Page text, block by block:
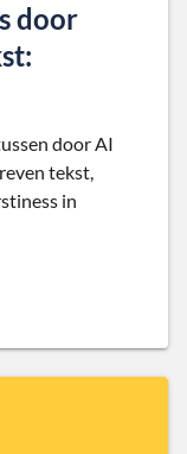
door
door AI
tekst,
in